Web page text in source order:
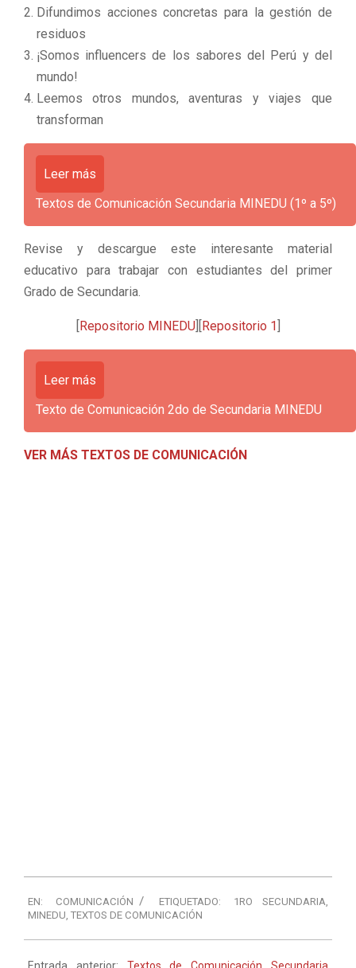
Difundimos acciones concretas para la gestión de
residuos
¡Somos influencers de los sabores del Perú y del
mundo!
Leemos otros mundos, aventuras y viajes que
transforman
Leer más
Textos de Comunicación Secundaria MINEDU (1º a 5º)
Revise y descargue este interesante material
educativo para trabajar con estudiantes del primer
Grado de Secundaria.
Repositorio MINEDU][ Repositorio 1
Leer más
Texto de Comunicación 2do de Secundaria MINEDU
VER MÁS TEXTOS DE COMUNICACIÓN
EN: COMUNICACIÓN ETIQUETADO: 1RO SECUNDARIA
MINEDU TEXTOS DE COMUNICACIÓN